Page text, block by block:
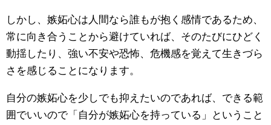
しかし、嫉妬心は人間なら誰もが抱く感情であるため、
常に向き合うことから避けていれば、そのたびにひどく
動揺したり、強い不安や恐怖、危機感を覚えて生きづら
さを感じることになります。
自分の嫉妬心を少しでも抑えたいのであれば、できる範
囲でいいので「自分が嫉妬心を持っている」ということ